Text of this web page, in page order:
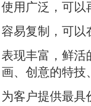
使用广泛，可以
容易复制，可以
表现丰富，鲜活
画、创意的特技
为客户提供最具